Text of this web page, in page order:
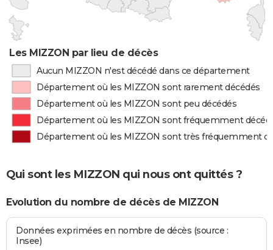
Les MIZZON par lieu de décès
Aucun MIZZON n'est décédé dans ce département
Département où les MIZZON sont rarement décédés
Département où les MIZZON sont peu décédés
Département où les MIZZON sont fréquemment
Département où les MIZZON sont très fréquemment
Qui sont les MIZZON qui nous ont quittés ?
Evolution du nombre de décès de MIZZON
Données exprimées en nombre de décès (source :
Insee)